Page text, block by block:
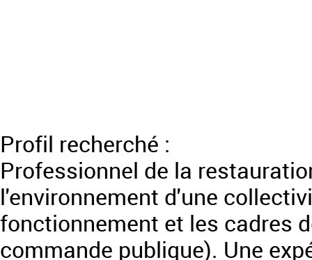
Profil recherché :
Professionnel de la
l'environnement d'une
fonctionnement et les cadres
commande publique). Une